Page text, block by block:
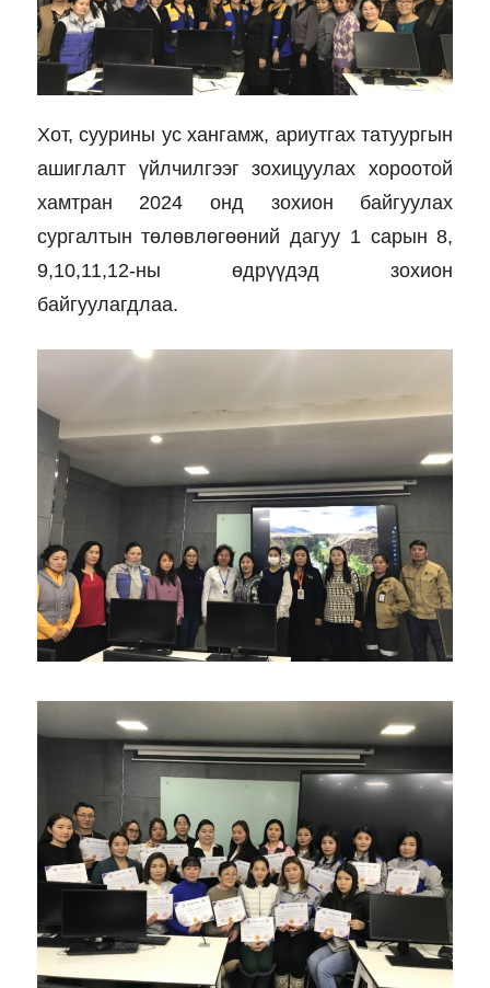
Хот, суурины ус хангамж, ариутгах татуургын
ашиглалт үйлчилгээг зохицуулах хороотой
хамтран 2024 онд зохион байгуулах
сургалтын төлөвлөгөөний дагуу 1 сарын 8,
9,10,11,12-ны өдрүүдэд зохион
байгуулагдлаа.